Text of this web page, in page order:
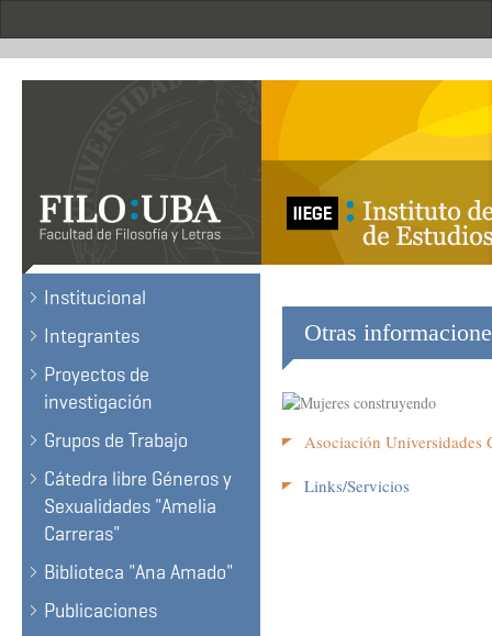
Institucional
Integrantes
Proyectos de
investigación
Grupos de Trabajo
Cátedra libre Géneros y
Sexualidades "Amelia
Carreras"
Biblioteca "Ana Amado"
Publicaciones
Otras
Asociación Universidades
Links/Servicios